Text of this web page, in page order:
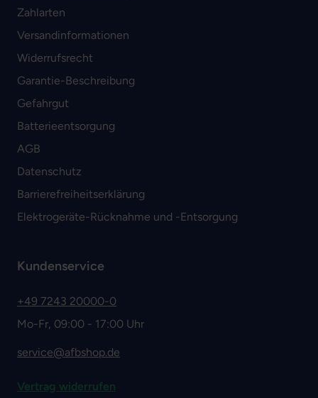
Zahlarten
Versandinformationen
Widerrufsrecht
Garantie-Beschreibung
Gefahrgut
Batterieentsorgung
AGB
Datenschutz
Barrierefreiheitserklärung
Elektrogeräte-Rücknahme und -Entsorgung
Kundenservice
+49 7243 20000-0
Mo-Fr, 09:00 - 17:00 Uhr
service@afbshop.de
Vertrag widerrufen